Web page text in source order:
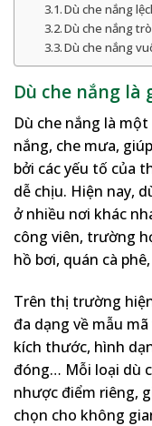
Dù che nắng
Dù che nắng
Dù che nắng
Dù che nắng là
Dù che nắng là
nắng, che mưa,
bởi các yếu tố của
dễ chịu. Hiện nay,
ở nhiều nơi khác
công viên, trường
hồ bơi, quán cà
Trên thị trường
đa dạng về mẫu
kích thước, hình
đóng… Mỗi loại dù
nhược điểm riêng,
chọn cho không